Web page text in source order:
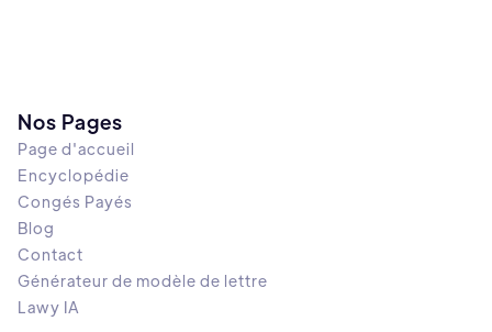
Nos Pages
Page d'accueil
Encyclopédie
Congés Payés
Blog
Contact
Générateur de modèle de lettre
Lawy IA